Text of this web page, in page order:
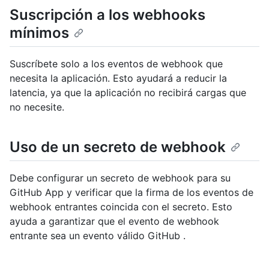
Suscripción a los webhooks
mínimos
Suscríbete solo a los eventos de webhook que
necesita la aplicación. Esto ayudará a reducir la
latencia, ya que la aplicación no recibirá cargas que
no necesite.
Uso de un secreto de webhook
Debe configurar un secreto de webhook para su
GitHub App y verificar que la firma de los eventos de
webhook entrantes coincida con el secreto. Esto
ayuda a garantizar que el evento de webhook
entrante sea un evento válido GitHub .